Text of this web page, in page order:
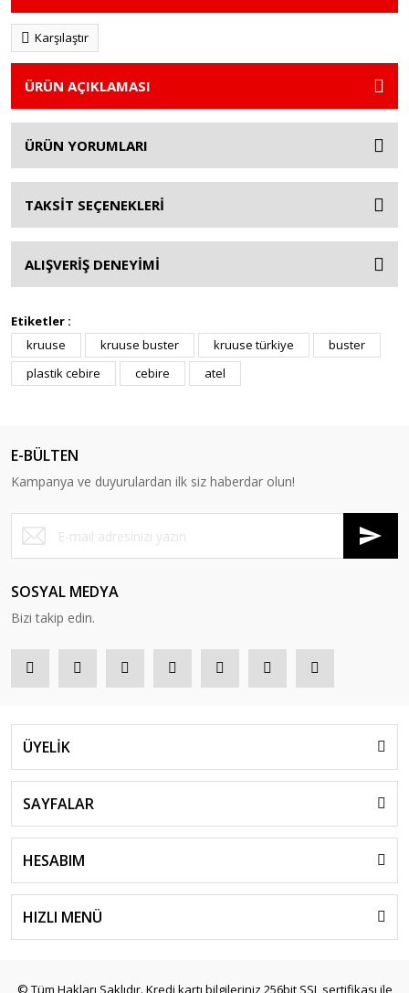
Karşılaştır
ÜRÜN AÇIKLAMASI
ÜRÜN YORUMLARI
TAKSİT SEÇENEKLERİ
ALIŞVERİŞ DENEYİMİ
Etiketler :
kruuse
kruuse buster kruuse türkiye
buster
plastik cebire
cebire atel
E-BÜLTEN
Kampanya ve duyurulardan ilk siz haberdar olun!
SOSYAL MEDYA
Bizi takip edin.
ÜYELİK
SAYFALAR
HESABIM
HIZLI MENÜ
© Tüm Hakları Saklıdır. Kredi kartı bilgileriniz 256bit SSL sertifikası ile